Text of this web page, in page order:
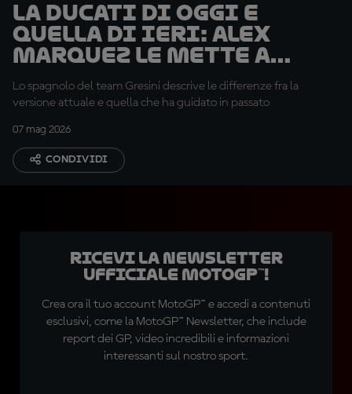
La Ducati di oggi e
quella di ieri: Alex
Marquez le mette a
confronto
Lo spagnolo del team Gresini descrive le differenze fra la
versione attuale e quella che ha guidato in passato
07 mag 2026
CONDIVIDI
Ricevi la newsletter
ufficiale MotoGP™!
Crea ora il tuo account MotoGP™ e accedi a contenuti
esclusivi, come la MotoGP™ Newsletter, che include
report dei GP, video incredibili e informazioni
interessanti sul nostro sport.